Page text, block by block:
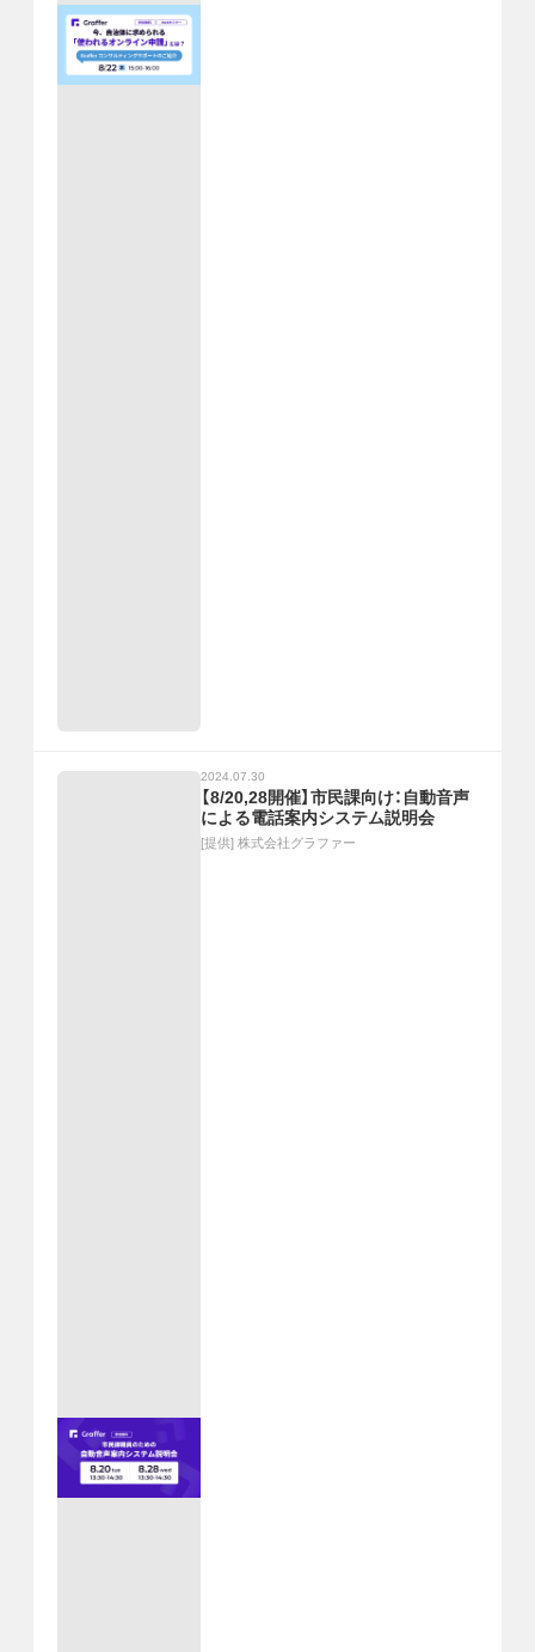
2024.07.30
【8/20,28開催】市民課向け：自動音声
による電話案内システム説明会
[提供] 株式会社グラファー